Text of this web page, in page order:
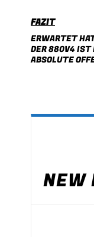
FAZIT
ERWARTET
DER 880V4 IST
ABSOLUTE
NEW